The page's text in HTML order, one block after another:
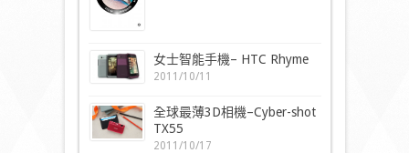
女士智能手機– HTC Rhyme
2011/10/11
全球最薄3D相機–Cyber-shot
TX55
2011/10/17